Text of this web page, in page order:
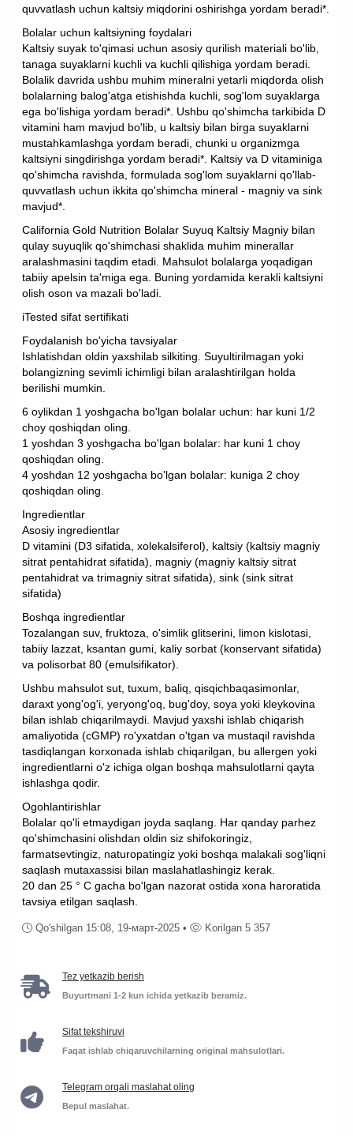
quvvatlash uchun kaltsiy miqdorini oshirishga yordam beradi*.
Bolalar uchun kaltsiyning foydalari
Kaltsiy suyak to'qimasi uchun asosiy qurilish materiali bo'lib,
tanaga suyaklarni kuchli va kuchli qilishiga yordam beradi.
Bolalik davrida ushbu muhim mineralni yetarli miqdorda olish
bolalarning balog'atga etishishda kuchli, sog'lom suyaklarga
ega bo'lishiga yordam beradi*. Ushbu qo'shimcha tarkibida D
vitamini ham mavjud bo'lib, u kaltsiy bilan birga suyaklarni
mustahkamlashga yordam beradi, chunki u organizmga
kaltsiyni singdirishga yordam beradi*. Kaltsiy va D vitaminiga
qo'shimcha ravishda, formulada sog'lom suyaklarni qo'llab-
quvvatlash uchun ikkita qo'shimcha mineral - magniy va sink
mavjud*.
California Gold Nutrition Bolalar Suyuq Kaltsiy Magniy bilan
qulay suyuqlik qo'shimchasi shaklida muhim minerallar
aralashmasini taqdim etadi. Mahsulot bolalarga yoqadigan
tabiiy apelsin ta'miga ega. Buning yordamida kerakli kaltsiyni
olish oson va mazali bo'ladi.
iTested sifat sertifikati
Foydalanish bo'yicha tavsiyalar
Ishlatishdan oldin yaxshilab silkiting. Suyultirilmagan yoki
bolangizning sevimli ichimligi bilan aralashtirilgan holda
berilishi mumkin.
6 oylikdan 1 yoshgacha bo'lgan bolalar uchun: har kuni 1/2
choy qoshiqdan oling.
1 yoshdan 3 yoshgacha bo'lgan bolalar: har kuni 1 choy
qoshiqdan oling.
4 yoshdan 12 yoshgacha bo'lgan bolalar: kuniga 2 choy
qoshiqdan oling.
Ingredientlar
Asosiy ingredientlar
D vitamini (D3 sifatida, xolekalsiferol), kaltsiy (kaltsiy magniy
sitrat pentahidrat sifatida), magniy (magniy kaltsiy sitrat
pentahidrat va trimagniy sitrat sifatida), sink (sink sitrat
sifatida)
Boshqa ingredientlar
Tozalangan suv, fruktoza, o'simlik glitserini, limon kislotasi,
tabiiy lazzat, ksantan gumi, kaliy sorbat (konservant sifatida)
va polisorbat 80 (emulsifikator).
Ushbu mahsulot sut, tuxum, baliq, qisqichbaqasimonlar,
daraxt yong'og'i, yeryong'oq, bug'doy, soya yoki kleykovina
bilan ishlab chiqarilmaydi. Mavjud yaxshi ishlab chiqarish
amaliyotida (cGMP) ro'yxatdan o'tgan va mustaqil ravishda
tasdiqlangan korxonada ishlab chiqarilgan, bu allergen yoki
ingredientlarni o'z ichiga olgan boshqa mahsulotlarni qayta
ishlashga qodir.
Ogohlantirishlar
Bolalar qo'li etmaydigan joyda saqlang. Har qanday parhez
qo'shimchasini olishdan oldin siz shifokoringiz,
farmatsevtingiz, naturopatingiz yoki boshqa malakali sog'liqni
saqlash mutaxassisi bilan maslahatlashingiz kerak.
20 dan 25 ° C gacha bo'lgan nazorat ostida xona haroratida
tavsiya etilgan saqlash.
Qo'shilgan 15:08, 19-март-2025 • Korilgan 5 357
Tez yetkazib berish
Buyurtmani 1-2 kun ichida yetkazib beramiz.
Sifat tekshiruvi
Faqat ishlab chiqaruvchilarning original mahsulotlari.
Telegram orqali maslahat oling
Bepul maslahat.